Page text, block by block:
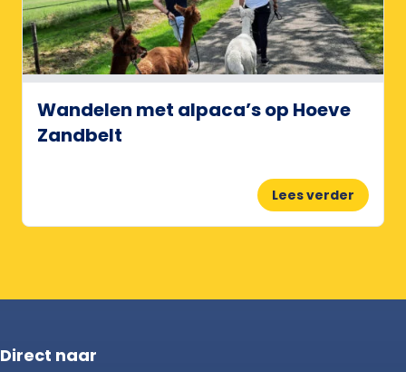
Wandelen met alpaca’s op Hoeve
Zandbelt
Lees verder
Direct naar